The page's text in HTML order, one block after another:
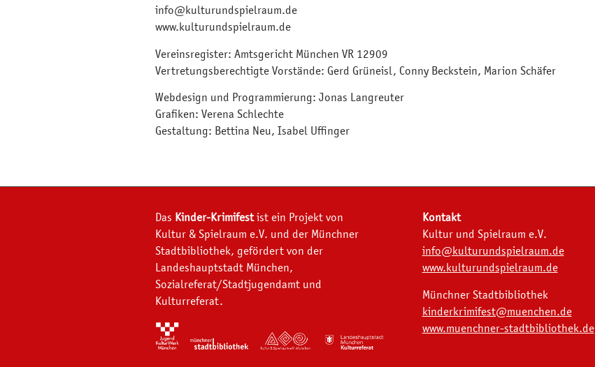
info@kulturundspielraum.de
www.kulturundspielraum.de
Vereinsregister: Amtsgericht München VR 12909
Vertretungsberechtigte Vorstände: Gerd Grüneisl, Conny Beckstein, Marion Schäfer
Webdesign und Programmierung: Jonas Langreuter
Grafiken: Verena Schlechte
Gestaltung: Bettina Neu, Isabel Uffinger
Das Kinder-Krimifestist ein Projekt von
Kultur & Spielraum e.V. und der Münchner
Stadtbibliothek, gefördert von der
Landeshauptstadt München,
Sozialreferat/Stadtjugendamt und
Kulturreferat.
Kontakt
Kultur und Spielraum e.V.
info@kulturundspielraum.de
www.kulturundspielraum.de
Münchner Stadtbibliothek
kinderkrimifest@muenchen.de
www.muenchner-stadtbibliothek.de